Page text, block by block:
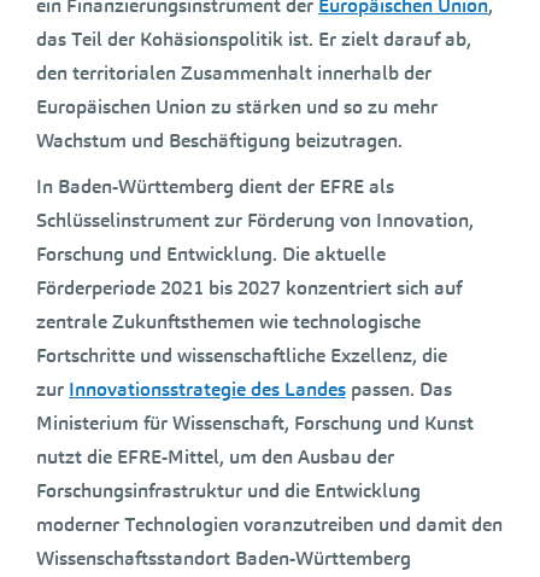
ein Finanzierungsinstrument der Europäischen Union,
das Teil der Kohäsionspolitik ist. Er zielt darauf ab,
den territorialen Zusammenhalt innerhalb der
Europäischen Union zu stärken und so zu mehr
Wachstum und Beschäftigung beizutragen.
In Baden-Württemberg dient der EFRE als
Schlüsselinstrument zur Förderung von Innovation,
Forschung und Entwicklung. Die aktuelle
Förderperiode 2021 bis 2027 konzentriert sich auf
zentrale Zukunftsthemen wie technologische
Fortschritte und wissenschaftliche Exzellenz, die
zur Innovationsstrategie des Landes passen. Das
Ministerium für Wissenschaft, Forschung und Kunst
nutzt die EFRE-Mittel, um den Ausbau der
Forschungsinfrastruktur und die Entwicklung
moderner Technologien voranzutreiben und damit den
Wissenschaftsstandort Baden-Württemberg